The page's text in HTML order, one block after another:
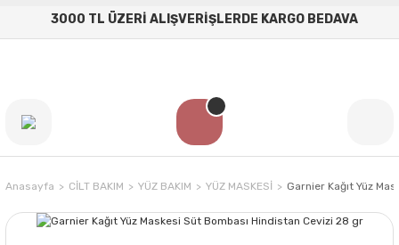
3000 TL ÜZERİ ALIŞVERİŞLERDE KARGO BEDAVA
Anasayfa CİLT BAKIM YÜZ BAKIM YÜZ MASKESİ Garnier Kağıt Yüz